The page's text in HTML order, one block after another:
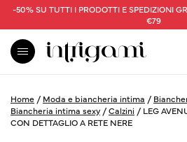
-50% SU TUTTI I PRODOTTI E SPEDIZIONI
€79
Home / Moda e biancheria intima /
Biancheria intima sexy /Calzini / LEG
CON DETTAGLIO A RETE NERE